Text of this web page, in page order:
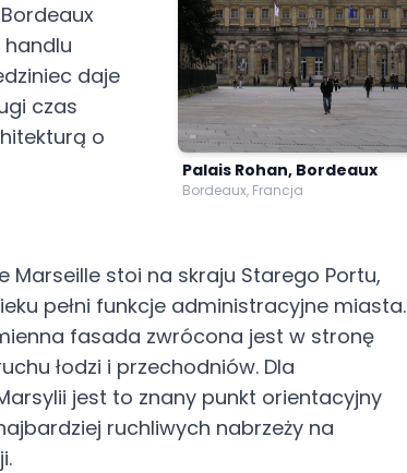
Palais Rohan, Bordeaux
Bordeaux, Francja
daje
czas
o
Marseille stoi na skraju Starego Portu,
pełni funkcje administracyjne miasta.
fasada zwrócona jest w stronę
łodzi i przechodniów. Dla
jest to znany punkt orientacyjny
ruchliwych nabrzeży na